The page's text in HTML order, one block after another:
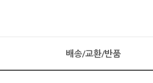
배송/교환/반품